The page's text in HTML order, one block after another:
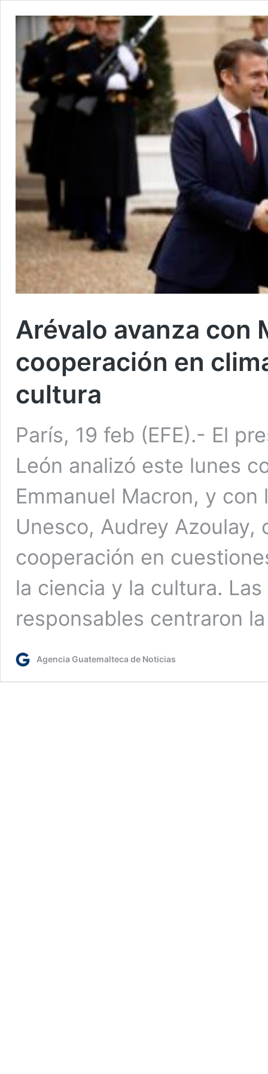
Arévalo avanza con
cooperación en
cultura
París, 19 feb (EFE).- El
León analizó este lunes
Emmanuel Macron, y
Unesco, Audrey Azoulay,
cooperación en
la ciencia y la cultura.
responsables centraron
Agencia Guatemalteca de Noticias